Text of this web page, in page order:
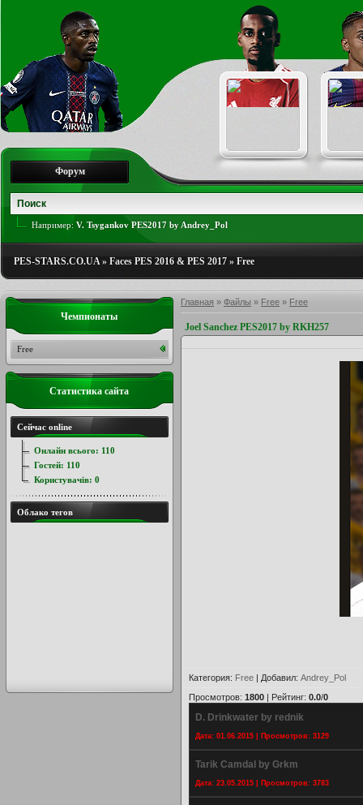
Форум
Например: V. Tsygankov PES2017 by Andrey_Pol
PES-STARS.CO.UA» Faces PES 2016 & PES 2017 » Free
Главная » Файлы » Free » Free
Joel Sanchez PES2017 by RKH257
Категория: Free | Добавил: Andrey_Pol
Просмотров: 1800 | Рейтинг: 0.0/0
D. Drinkwater by rednik
Дата: 01.06.2015 | Просмотров: 3129
Tarik Camdal by Grkm
Дата: 23.05.2015 | Просмотров: 3783
Чемпионаты
Free
Статистика сайта
Сейчас online
Онлайн всього: 110
Гостей: 110
Користувачів: 0
Облако тегов